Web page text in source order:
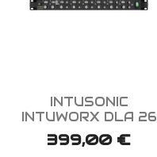
Aperçu rapide
INTUSONIC
INTUWORX DLA 26
399,00 €